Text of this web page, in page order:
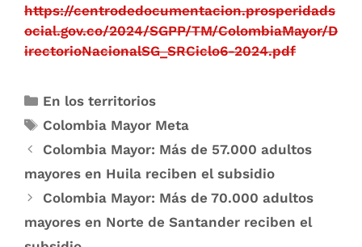
https://centrodedocumentacion.prosperidads
ocial.gov.co/2024/SGPP/TM/ColombiaMayor/D
irectorioNacionalSG_SRCiclo6-2024.pdf
En los territorios
Colombia Mayor Meta
Colombia Mayor: Más de 57.000 adultos
mayores en Huila reciben el subsidio
Colombia Mayor: Más de 70.000 adultos
mayores en Norte de Santander reciben el